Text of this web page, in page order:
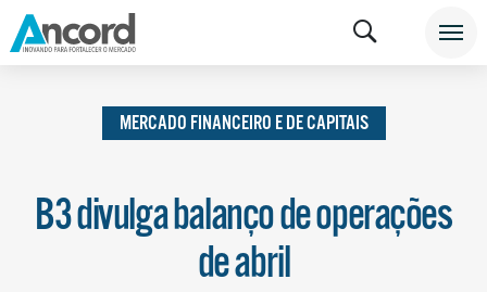
INSTITUCIONAL
MERCADO FINANCEIRO
E DE CAPITAIS
MERCADO FINANCEIRO E DE CAPITAIS
B3 divulga balanço de operações
de abril